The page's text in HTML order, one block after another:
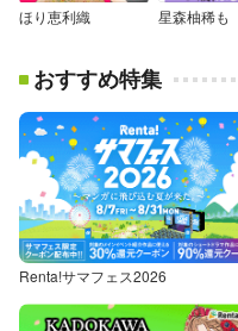
ほり恵利織 星森柚稀も
おすすめ特集
Renta!サマフェス2026